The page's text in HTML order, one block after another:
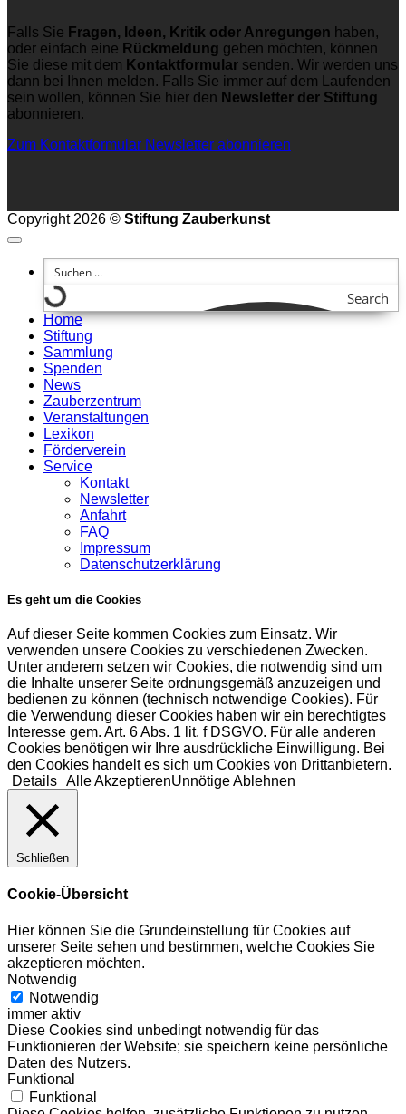
Falls Sie Fragen, Ideen, Kritik oder Anregungen haben,
oder einfach eine Rückmeldung geben möchten, können
Sie diese mit dem Kontaktformular senden. Wir werden uns
dann bei Ihnen melden. Falls Sie immer auf dem Laufenden
sein wollen, können Sie hier den Newsletter der Stiftung
abonnieren.
Zum Kontaktformular Newsletter abonnieren
Copyright 2026 © Stiftung Zauberkunst
Search
Home
Stiftung
Sammlung
Spenden
News
Zauberzentrum
Veranstaltungen
Lexikon
Förderverein
Service
Kontakt
Newsletter
Anfahrt
FAQ
Impressum
Datenschutzerklärung
Es geht um die Cookies
Auf dieser Seite kommen Cookies zum Einsatz. Wir
verwenden unsere Cookies zu verschiedenen Zwecken.
Unter anderem setzen wir Cookies, die notwendig sind um
die Inhalte unserer Seite ordnungsgemäß anzuzeigen und
bedienen zu können (technisch notwendige Cookies). Für
die Verwendung dieser Cookies haben wir ein berechtigtes
Interesse gem. Art. 6 Abs. 1 lit. f DSGVO. Für alle anderen
Cookies benötigen wir Ihre ausdrückliche Einwilligung. Bei
den Cookies handelt es sich um Cookies von Drittanbietern.
Details Alle AkzeptierenUnnötige Ablehnen
Schließen
Cookie-Übersicht
Hier können Sie die Grundeinstellung für Cookies auf
unserer Seite sehen und bestimmen, welche Cookies Sie
akzeptieren möchten.
Notwendig
Notwendig
immer aktiv
Diese Cookies sind unbedingt notwendig für das
Funktionieren der Website; sie speichern keine persönliche
Daten des Nutzers.
Funktional
Funktional